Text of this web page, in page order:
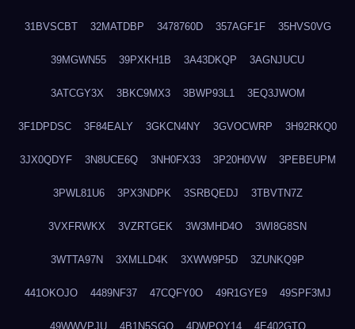
31BVSCBT 32MATDBP 3478760D 357AGF1F 35HVS0VG
39MGWN55 39PXKH1B 3A43DKQP 3AGNJUCU
3ATCGY3X 3BKC9MX3 3BWP93L1 3EQ3JWOM
3F1DPDSC 3F84EALY 3GKCN4NY 3GVOCWRP 3H92RKQ0
3JX0QDYF 3N8UCE6Q 3NH0FX33 3P20H0VW 3PEBEUPM
3PWL81U6 3PX3NDPK 3SRBQEDJ 3TBVTN7Z
3VXFRWKX 3VZRTGEK 3W3MHD4O 3WI8G8SN
3WTTA97N 3XMLLD4K 3XWW9P5D 3ZUNKQ9P
441OKOJO 4489NF37 47CQFY0O 49R1GYE9 49SPF3MJ
49WWVPJU 4B1N5SGO 4DWPQY14 4E402GTO